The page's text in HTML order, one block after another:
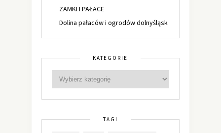
ZAMKI I PAŁACE
Dolina pałaców i ogrodów dolnyśląsk
KATEGORIE
TAGI